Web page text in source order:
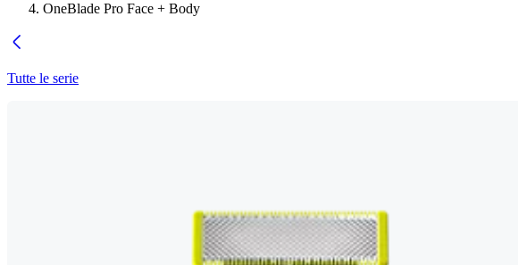
OneBlade Pro Face + Body
Tutte le serie